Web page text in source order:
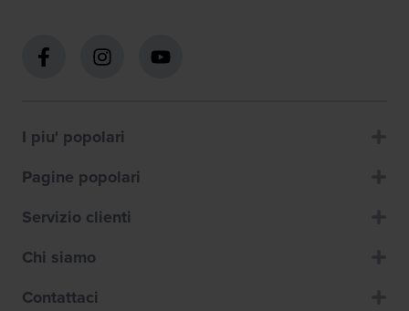
I piu' popolari
Pagine popolari
Servizio clienti
Chi siamo
Contattaci